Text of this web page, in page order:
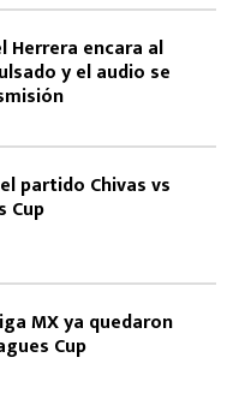
Herrera encara al
y el audio se
partido Chivas vs
Cup
MX ya quedaron
Cup